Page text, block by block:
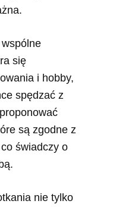
się
i hobby,
spędzać z
są zgodne z
świadczy o
nie tylko